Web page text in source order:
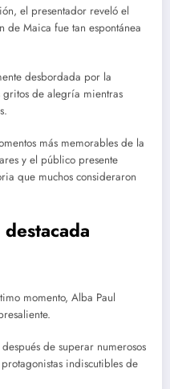
el presentador reveló el
de Maica fue tan espontánea
desbordada por la
de alegría mientras
más memorables de la
y el público presente
que muchos consideraron
momento, Alba Paul
de superar numerosos
indiscutibles de